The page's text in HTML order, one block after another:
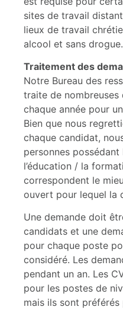
sites de travail
lieux de travail
alcool et sans drogue.
Traitement des
Notre Bureau des
traite de nombreuses
chaque année pour
Bien que nous
chaque candidat,
personnes
l’éducation / la
correspondent le
ouvert pour lequel la
Une demande doit
candidats et une
pour chaque poste
considéré. Les
pendant un an. Les
pour les postes de
mais ils sont